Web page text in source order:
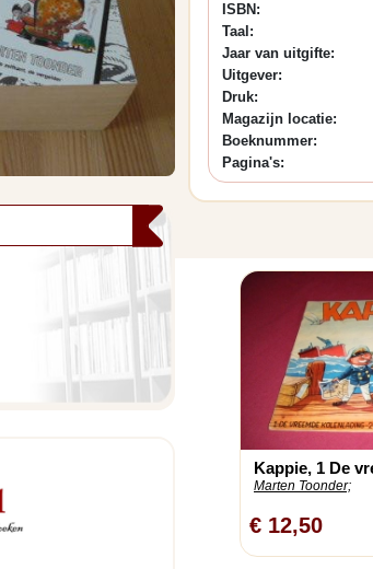
ISBN:
Taal:
Jaar van uitgifte:
Uitgever:
Druk:
Magazijn locatie:
Boeknummer:
Pagina's:
Kappie, 1 De
Marten Toonder;
€ 12,50